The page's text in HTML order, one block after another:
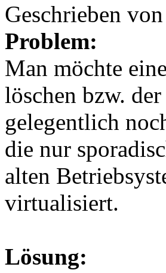
Geschrieben von
Problem:
Man möchte
löschen bzw.
gelegentlich
die nur
alten
virtualisiert.
Lösung: